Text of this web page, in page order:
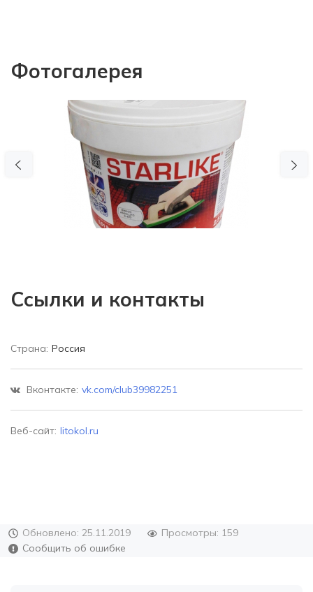
Фотогалерея
Ссылки и контакты
Страна: Россия
Вконтакте: vk.com/club39982251
Веб-сайт: litokol.ru
Обновлено: 25.11.2019
Просмотры: 159
Сообщить об ошибке